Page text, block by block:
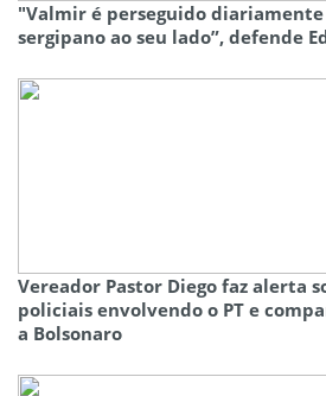
"Valmir é perseguido
sergipano ao seu lado”, defende
Vereador Pastor Diego faz alerta
policiais envolvendo o PT e
a Bolsonaro